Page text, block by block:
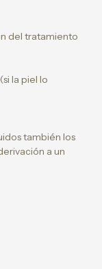
del tratamiento
la piel lo
también los
a un